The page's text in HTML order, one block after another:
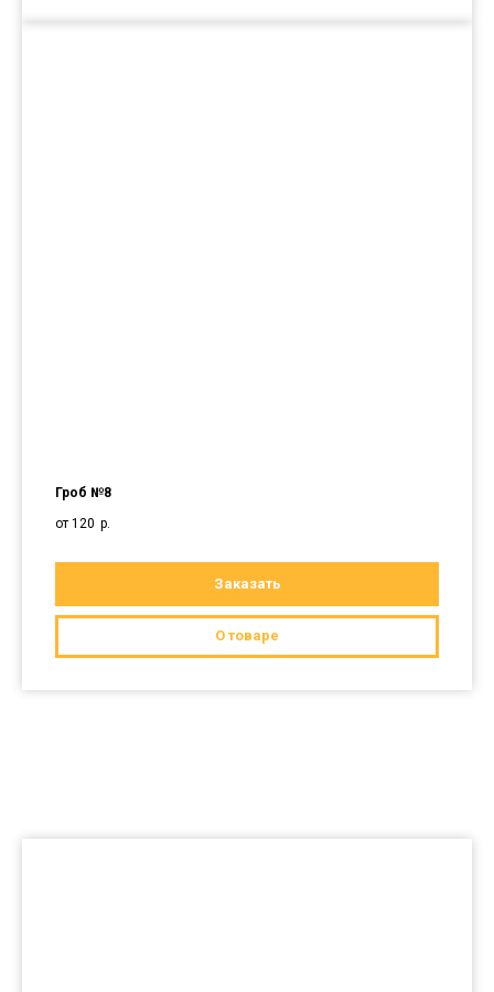
Гроб №8
от 120 р.
Заказать
О товаре